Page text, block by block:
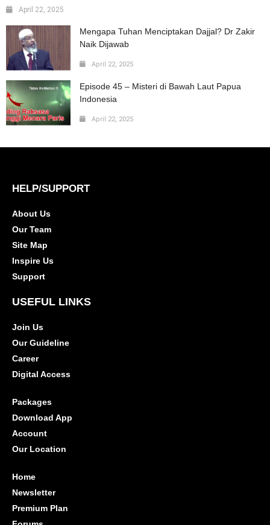
April 22, 2025
Mengapa Tuhan Menciptakan Dajjal? Dr Zakir
Naik Dijawab
April 22, 2025
Episode 45 – Misteri di Bawah Laut Papua
Indonesia
April 22, 2025
HELP/SUPPORT
About Us
Our Team
Site Map
Inspire Us
Support
USEFUL LINKS
Join Us
Our Guideline
Career
Digital Access
Packages
Download App
Account
Our Location
Home
Newsletter
Premium Plan